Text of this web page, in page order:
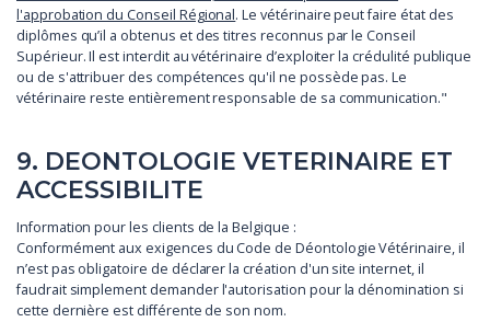
l'approbation du Conseil Régional. Le vétérinaire peut faire état des
diplômes qu’il a obtenus et des titres reconnus par le Conseil
Supérieur. Il est interdit au vétérinaire d’exploiter la crédulité publique
ou de s'attribuer des compétences qu'il ne possède pas. Le
vétérinaire reste entièrement responsable de sa communication."
9. DEONTOLOGIE VETERINAIRE ET
ACCESSIBILITE
Information pour les clients de la Belgique :
Conformément aux exigences du Code de Déontologie Vétérinaire, il
n’est pas obligatoire de déclarer la création d'un site internet, il
faudrait simplement demander l'autorisation pour la dénomination si
cette dernière est différente de son nom.